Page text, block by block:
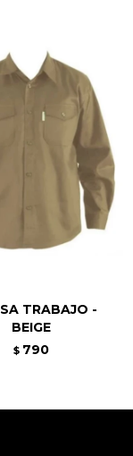
TRABAJO -
BEIGE
$ 790